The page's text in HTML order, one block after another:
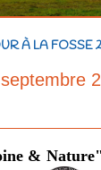
À LA FOSSE
&